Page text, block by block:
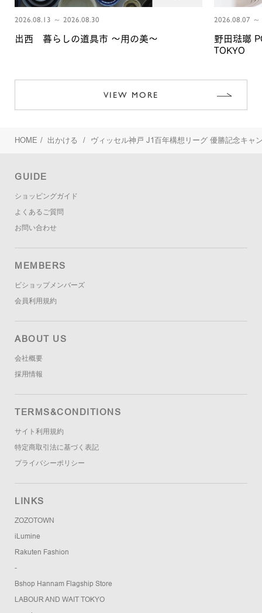
2026.08.13 ～ 2026.08.30
出西 暮らしの道具市 〜用の美〜
2026.08.07
野田琺瑯
TOKYO
VIEW MORE
HOME / 出かける / ヴィッセル神戸 J1百年構想リーグ 優勝記念キャ
GUIDE
ショッピングガイド
よくあるご質問
お問い合わせ
MEMBERS
ビショップメンバーズ
会員利用規約
ABOUT US
会社概要
採用情報
TERMS&CONDITIONS
サイト利用規約
特定商取引法に基づく表記
プライバシーポリシー
LINKS
ZOZOTOWN
iLumine
Rakuten Fashion
-
Bshop Hannam Flagship Store
LABOUR AND WAIT TOKYO